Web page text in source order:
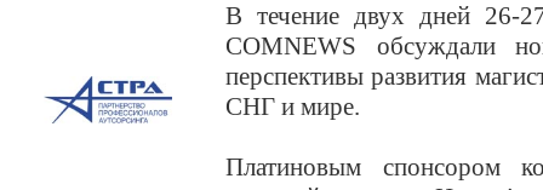
В течение двух дней 26-
COMNEWS обсуждали
перспективы развития
СНГ и мире.
Платиновым спонсором